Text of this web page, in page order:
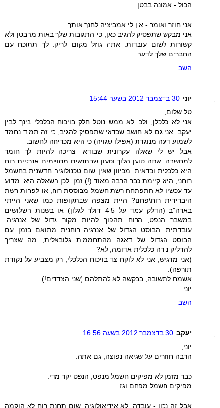
הכול - אמונה בבטן.
אני חוזר ואומר - אין לי אמביציה לחנך אותך.
אני מבקש שתפסיק להגיב כאן, כי התגובות שלך באות מהבטן ולא
קשורות לשום עובדות. אתה גוזל מקום לריק. לך תתוכח עם
החברים שלך לדעה.
השב
יוני 30 בדצמבר 2012 בשעה 15:44
טל שלום,
אני לא כלכלן, ולכן לא ממש נוטל חלק בויכוח הכלכלי בינך לבין
יעקב. אני גם לא חושב שכדאי שתפסיק להגיב, כי זה תמיד נחמד
לשמוע דעה מנוגדת (אפילו שגויה) כי היא מכריחה לחשוב.
אבל יש לי שאלה עקרונית שבודאי צריכה להיות לך חומר
למחשבה. אתה טוען הלוך וטעון שבתנאים מסויימים אנרגיית רוח
היא כלכלית וכדאית. מכיוון שאין שום טכנולוגיה חדשנית בחשמל
רוחני, היא קיימת כבר הרבה מאוד (!) זמן. לכן השאלה היא: מדוע
עד עכשיו לא התפתחה רשת חשמל מבוססת רוח, או לפחות רשת
היברידית רוח\פחם? היית מצפה שבתקופות כמו שאני הייתי
בארה"ב (הדלק עמד על 4.5 דולר לגלון) או בשנות השלושים
במשבר הנפט, הרוח תהפוך להיות מקור גדול של אנרגיה.
עובדתית, הבוסט הגדול של אנרגיה רוחנית מתואם בזמן עם
הבוסט הגדול של דאגה מהתחממות גלובאלית, מה שצריך
להדליק נורה כלכלית אדומה, לא?
(אני מדגיש, אני לא לוקח צד בויכוח הכלכלי, רק מצביע על נקודת
תורפה).
אשמח לתשובה, בבקשה לא להתלהם (שני הצדדים!)
יוני
השב
יעקב 30 בדצמבר 2012 בשעה 16:56
יוני,
הרבה חוזרים על שגיאה נפוצה, גם אתה.
כבר מזמן לא מפיקים חשמל מנפט, הנפט יקר מדי.
מפיקים חשמל מפחם וגז.
אבל זה נכון - עובדה, לא אידיאולוגיה: שום תחנת רוח לא הוקמה